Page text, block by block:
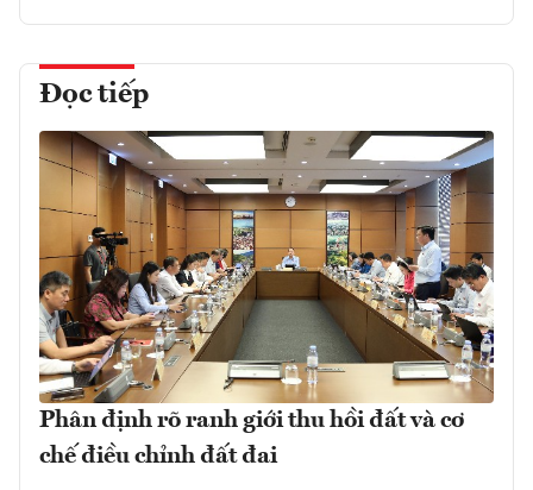
Đọc tiếp
Phân định rõ ranh giới thu hồi đất và cơ
chế điều chỉnh đất đai